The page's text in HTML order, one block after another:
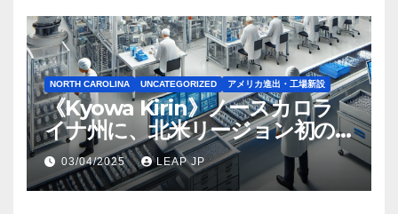
NORTH CAROLINA UNCATEGORIZED アメリカ進出・工場新設
《Kyowa Kirin》ノースカロラ
イナ州に、北米リージョン初の
工場建設を決定
03/04/2025 LEAP JP